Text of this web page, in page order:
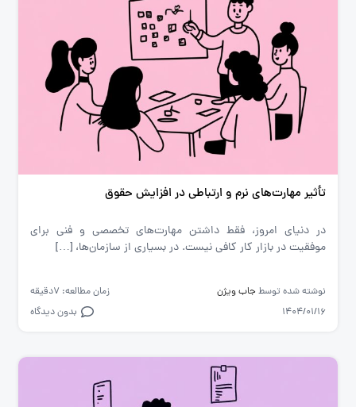
تأثیر مهارت‌های نرم و ارتباطی در افزایش حقوق
در دنیای امروز، فقط داشتن مهارت‌های تخصصی و فنی برای
موفقیت در بازار کار کافی نیست. در بسیاری از سازمان‌ها، […]
نوشته شده توسط جاب ویژن
زمان مطالعه: 7دقیقه
1404/01/16
بدون دیدگاه